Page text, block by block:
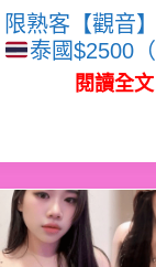
限熟客【觀音
泰國$2500（
閱讀全文